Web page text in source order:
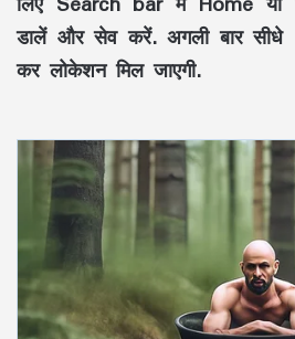
डालें और सेव करें. अगली बार सीधे
कर लोकेशन मिल जाएगी.